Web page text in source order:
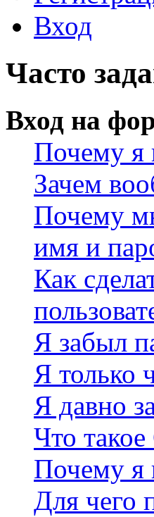
Вход
Часто
Вход на
Почему я
Зачем
Почему
имя и
Как
Я забыл
Я только
Я давно
Что
Почему я
Для чего